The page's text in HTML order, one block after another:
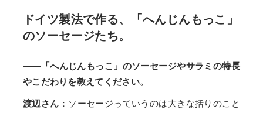
ドイツ製法で作る、「へんじんもっこ」
のソーセージたち。
――「へんじんもっこ」のソーセージやサラミの特長
やこだわりを教えてください。
渡辺さん ：ソーセージっていうのは大きな括りのこと